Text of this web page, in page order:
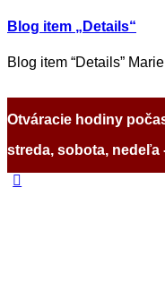
Blog item „Details“
Blog item “Details”
Otváracie hodiny
streda, sobota, nedeľa